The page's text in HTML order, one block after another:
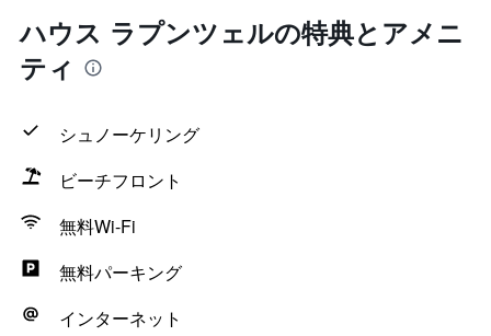
ハウス ラプンツェルの特典とアメニ
ティ
シュノーケリング
ビーチフロント
無料Wi-Fi
無料パーキング
インターネット